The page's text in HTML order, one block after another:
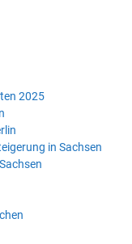
2025
in Sachsen